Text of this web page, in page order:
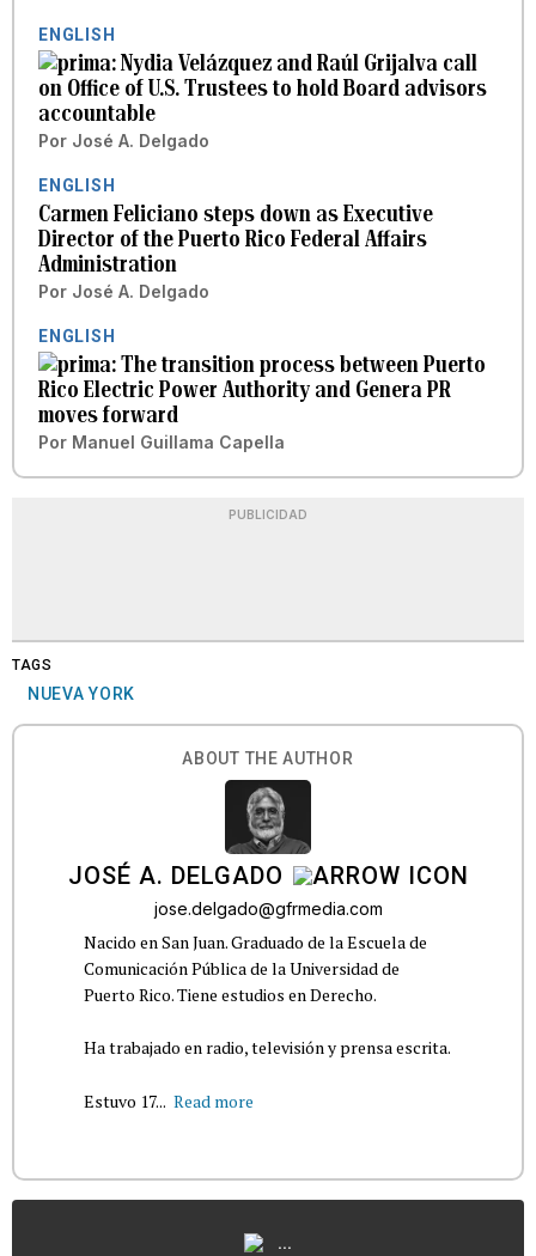
ENGLISH
Nydia Velázquez and Raúl Grijalva call
on Office of U.S. Trustees to hold Board advisors
accountable
Por José A. Delgado
ENGLISH
Carmen Feliciano steps down as Executive
Director of the Puerto Rico Federal Affairs
Administration
Por José A. Delgado
ENGLISH
The transition process between Puerto
Rico Electric Power Authority and Genera PR
moves forward
Por Manuel Guillama Capella
PUBLICIDAD
TAGS
NUEVA YORK
ABOUT THE AUTHOR
JOSÉ A. DELGADO
jose.delgado@gfrmedia.com
Nacido en San Juan. Graduado de la Escuela de
Comunicación Pública de la Universidad de
Puerto Rico. Tiene estudios en Derecho.
Ha trabajado en radio, televisión y prensa escrita.
Estuvo 17... Read more
...